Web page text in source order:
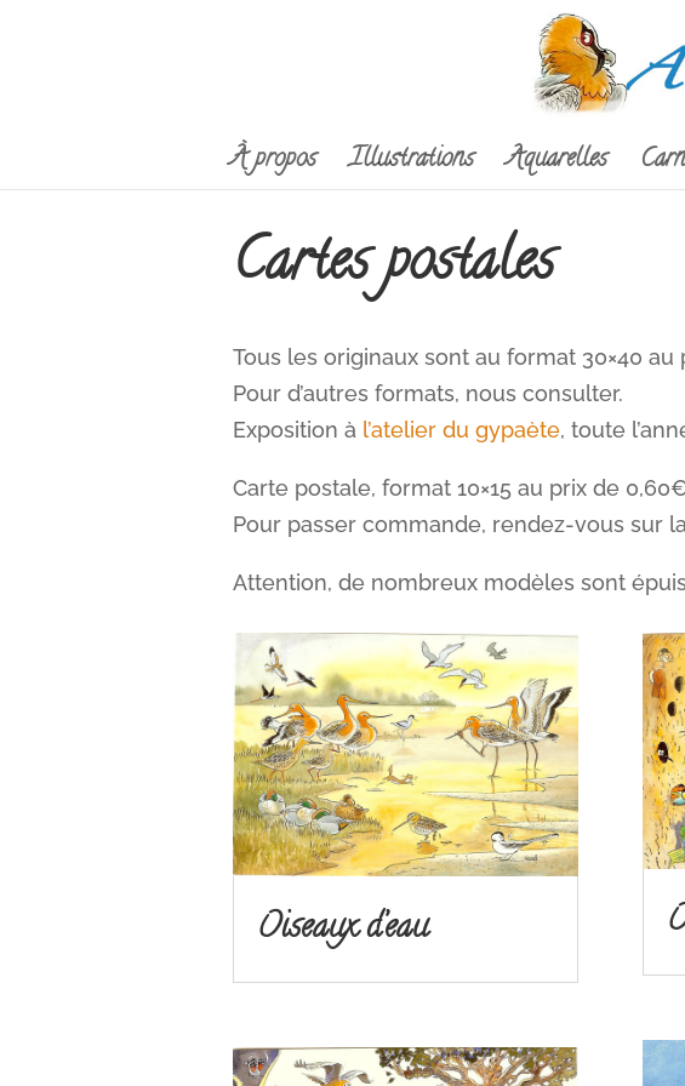
À propos Illustrations Aquarelles
Cartes postales
Tous les originaux sont au format 30×40 au
Pour d’autres formats, nous consulter.
Exposition à l’atelier du gypaète, toute
Carte postale, format 10×15 au prix de 0,60€
Pour passer commande, rendez-vous sur la
Attention, de nombreux modèles sont
Oiseaux d’eau